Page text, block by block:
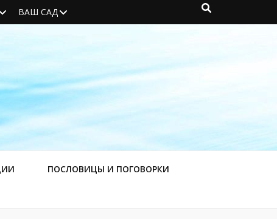
ВАШ САД
ПОСЛОВИЦЫ И ПОГОВОРКИ